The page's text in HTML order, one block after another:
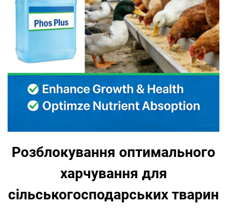
Розблокування оптимального
харчування для
сільськогосподарських тварин